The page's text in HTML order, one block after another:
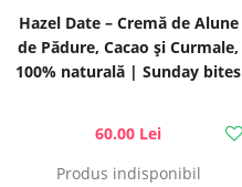
Hazel Date – Cremă de Alune
de Pădure, Cacao și Curmale,
100% naturală | Sunday bites
60.00 Lei
Produs indisponibil